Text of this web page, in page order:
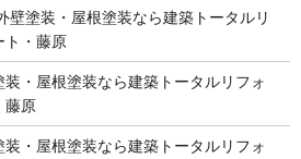
壁塗装・屋根塗装なら建築トータルリ
ト・藤原
・屋根塗装なら建築トータルリフォ
藤原
・屋根塗装なら建築トータルリフォ